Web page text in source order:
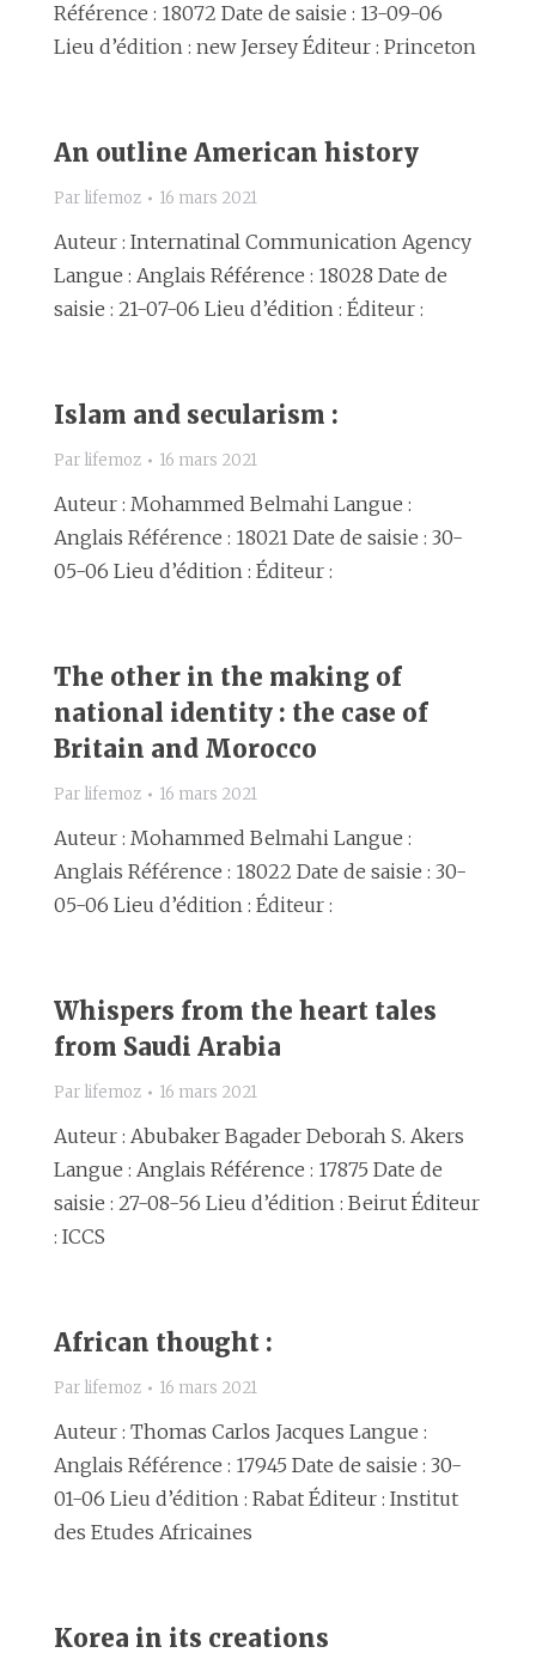
Référence : 18072 Date de saisie : 13-09-06
Lieu d’édition : new Jersey Éditeur : Princeton
An outline American history
Par lifemoz 16 mars 2021
Auteur : Internatinal Communication Agency
Langue : Anglais Référence : 18028 Date de
saisie : 21-07-06 Lieu d’édition : Éditeur :
Islam and secularism :
Par lifemoz 16 mars 2021
Auteur : Mohammed Belmahi Langue :
Anglais Référence : 18021 Date de saisie : 30-
05-06 Lieu d’édition : Éditeur :
The other in the making of
national identity : the case of
Britain and Morocco
Par lifemoz 16 mars 2021
Auteur : Mohammed Belmahi Langue :
Anglais Référence : 18022 Date de saisie : 30-
05-06 Lieu d’édition : Éditeur :
Whispers from the heart tales
from Saudi Arabia
Par lifemoz 16 mars 2021
Auteur : Abubaker Bagader Deborah S. Akers
Langue : Anglais Référence : 17875 Date de
saisie : 27-08-56 Lieu d’édition : Beirut Éditeur
: ICCS
African thought :
Par lifemoz 16 mars 2021
Auteur : Thomas Carlos Jacques Langue :
Anglais Référence : 17945 Date de saisie : 30-
01-06 Lieu d’édition : Rabat Éditeur : Institut
des Etudes Africaines
Korea in its creations